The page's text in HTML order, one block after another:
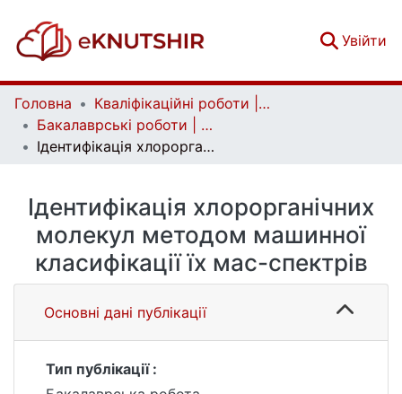
Увійти
Головна
Кваліфікаційні роботи | Qualifying works
Бакалаврські роботи | Bachelor theses
Ідентифікація хлорорганічних молекул методом машинної класифікації їх мас-спектрів
Ідентифікація хлорорганічних
молекул методом машинної
класифікації їх мас-спектрів
Основні дані публікації
Тип публікації :